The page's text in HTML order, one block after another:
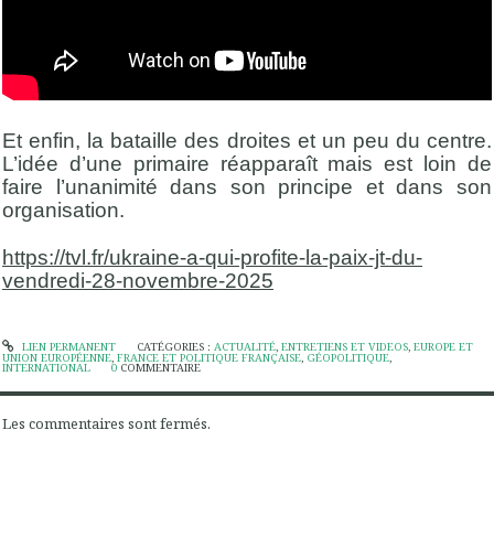
Et enfin, la bataille des droites et un peu du centre.
L’idée d’une primaire réapparaît mais est loin de
faire l’unanimité dans son principe et dans son
organisation.
https://tvl.fr/ukraine-a-qui-profite-la-paix-jt-du-
vendredi-28-novembre-2025
LIEN PERMANENT CATÉGORIES : ACTUALITÉ, ENTRETIENS ET VIDEOS, EUROPE ET
UNION EUROPÉENNE, FRANCE ET POLITIQUE FRANÇAISE, GÉOPOLITIQUE,
INTERNATIONAL 0 COMMENTAIRE
Les commentaires sont fermés.